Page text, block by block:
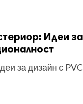
Идеи за
за дизайн с PVC